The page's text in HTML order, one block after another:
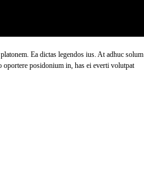
Ea dictas legendos ius. At adhuc solum
posidonium in, has ei everti volutpat